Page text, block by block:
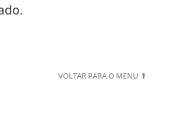
VOLTAR PARA O MENU ⬆